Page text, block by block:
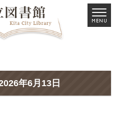
年6月13日